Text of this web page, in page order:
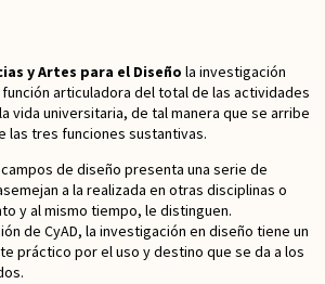
y Artes para el Diseño la investigación
articuladora del total de las actividades
vida universitaria, de tal manera que se arribe
las tres funciones sustantivas.
de diseño presenta una serie de
a la realizada en otras disciplinas o
y al mismo tiempo, le distinguen.
de CyAD, la investigación en diseño tiene un
práctico por el uso y destino que se da a los